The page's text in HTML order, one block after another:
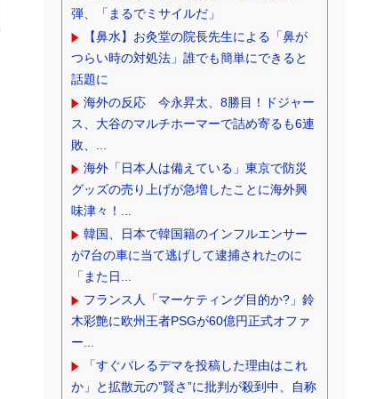
弾、「まるでミサイルだ」
【鼻水】お灸堂の院長先生による「鼻が
つらい時の対処法」誰でも簡単にできると
話題に
海外の反応 今永昇太、8勝目！ドジャー
ス、大谷のマルチホーマーで詰め寄るも6連
敗、...
海外「日本人は備えている」東京で防災
グッズの売り上げが急増したことに海外興
味津々！...
韓国、日本で韓国籍のインフルエンサー
が7台の車に当て逃げして逮捕されたのに
「また日...
フランス人「マーケティング目的か?」鈴
木彩艶に欧州王者PSGが60億円正式オファ
ー...
「すぐバレるデマを投稿した理由はこれ
か」と拡散元の”賢さ”に批判が殺到中、自称